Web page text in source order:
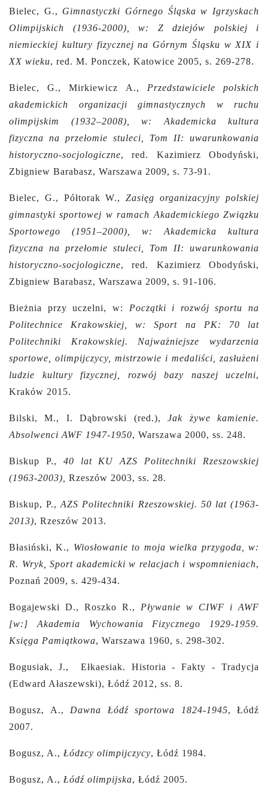
Bielec, G., Gimnastyczki Górnego Śląska w Igrzyskach
Olimpijskich (1936-2000), w: Z dziejów polskiej i
niemieckiej kultury fizycznej na Górnym Śląsku w XIX i
XX wieku, red. M. Ponczek, Katowice 2005, s. 269-278.
Bielec, G., Mirkiewicz A., Przedstawiciele polskich
akademickich organizacji gimnastycznych w ruchu
olimpijskim (1932–2008), w: Akademicka kultura
fizyczna na przełomie stuleci, Tom II: uwarunkowania
historyczno-socjologiczne,
red. Kazimierz Obodyński,
Zbigniew Barabasz, Warszawa 2009, s. 73-91.
Bielec, G., Półtorak W.,Zasięg organizacyjny polskiej
gimnastyki sportowej w ramach Akademickiego Związku
Sportowego (1951–2000), w: Akademicka kultura
fizyczna na przełomie stuleci, Tom II: uwarunkowania
historyczno-socjologiczne,
red. Kazimierz Obodyński,
Zbigniew Barabasz, Warszawa 2009, s. 91-106.
Bieżnia przy uczelni, w: Początki i rozwój sportu na
Politechnice Krakowskiej, w: Sport na PK: 70 lat
Politechniki Krakowskiej. Najważniejsze wydarzenia
sportowe, olimpijczycy, mistrzowie i medaliści, zasłużeni
ludzie kultury fizycznej, rozwój bazy naszej uczelni,
Kraków 2015.
Bilski, M., I. Dąbrowski (red.),Jak żywe kamienie.
Absolwenci AWF 1947-1950, Warszawa 2000, ss. 248.
Biskup P., 40 lat KU AZS Politechniki Rzeszowskiej
(1963-2003),
Rzeszów 2003, ss. 28.
Biskup, P.,AZS Politechniki Rzeszowskiej. 50 lat (1963-
2013), Rzeszów 2013.
Błasiński, K., Wiosłowanie to moja wielka przygoda, w:
R. Wryk, Sport akademicki w relacjach i wspomnieniach,
Poznań 2009, s. 429-434.
Bogajewski D., Roszko R., Pływanie w CIWF i AWF
[w:] Akademia Wychowania Fizycznego 1929-1959.
Księga Pamiątkowa, Warszawa 1960, s. 298-302.
Bogusiak, J., Ełkaesiak. Historia - Fakty - Tradycja
(Edward Ałaszewski), Łódź 2012, ss. 8.
Bogusz, A., Dawna Łódź sportowa 1824-1945, Łódź
2007.
Bogusz, A., Łódzcy olimpijczycy, Łódź 1984.
Bogusz, A., Łódź olimpijska, Łódź 2005.